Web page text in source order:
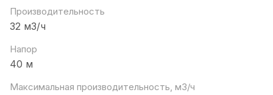
Производительность
32 м3/ч
Напор
40 м
Максимальная производительность, м3/ч